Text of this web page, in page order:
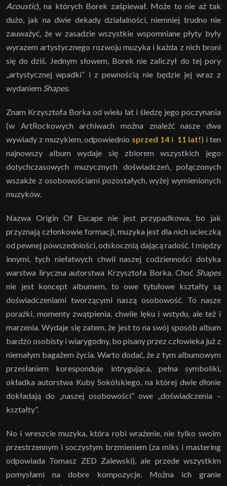
Acoustic), na których Borek zaśpiewał. Może to nie aż tak
dużo, jak na dwie dekady działalności, niemniej trudno nie
zauważyć, że w zasadzie wszystkie wspomniane płyty były
wyrazem artystycznego rozwoju muzyka i każda z nich broni
się do dziś. Jednym słowem, Borek nie zaliczył do tej pory
„artystycznej wpadki” i z pewnością nie będzie jej wraz z
wydaniem Shapes.
Znam Krzysztofa Borka od wielu lat i śledzę jego poczynania
(w ArtRockowych archiwach można znaleźć nasze dwa
wywiady z muzykiem, odpowiednio sprzed 14 i 11 lat!) i ten
najnowszy album wydaje się zbiorem wszystkich jego
dotychczasowych muzycznych doświadczeń, połączonych
wszakże z osobowościami pozostałych, wyżej wymienionych
muzyków.
Nazwa Origin Of Escape nie jest przypadkowa, bo jak
przyznają członkowie formacji, muzyka jest dla nich ucieczką
od pewnej powszedniości, odskocznią dającą radość. I między
innymi, tych niełatwych chwil naszej codzienności dotyka
warstwa liryczna autorstwa Krzysztofa Borka. Choć Shapes
nie jest koncept albumem, to owe tytułowe kształty są
doświadczeniami tworzącymi naszą osobowość. To nasze
porażki, momenty zwątpienia, chwile lęku i wstydu, ale też i
marzenia. Wydaje się zatem, że jest to na swój sposób album
bardzo osobisty i wiarygodny, bo pisany przez człowieka już z
niemałym bagażem życia. Warto dodać, że z tym albumowym
przesłaniem koresponduje intrygująca, pełna symboliki,
okładka autorstwa Kuby Sokólskiego, na której dwie dłonie
dokładają do „naszej osobowości” owe „doświadczenia –
kształty”.
No i wreszcie muzyka, która robi wrażenie, nie tylko swoim
przestrzennym i soczystym brzmieniem (za miks i mastering
odpowiada Tomasz ZED Zalewski), ale przede wszystkim
pomysłami na dobre kompozycje. Można ich granie